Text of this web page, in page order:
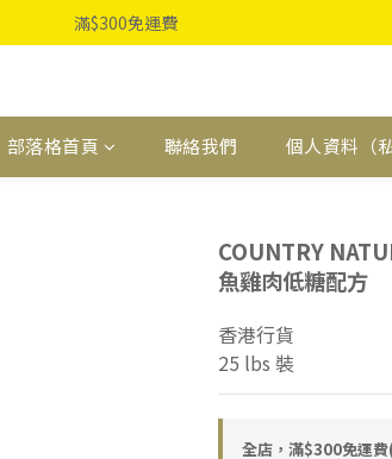
滿$300免運費
部落格首頁 聯絡我們 個人資料（
COUNTRY
魚雞肉低糖配方
香港行貨
25 lbs 裝
全店，滿$300免運費